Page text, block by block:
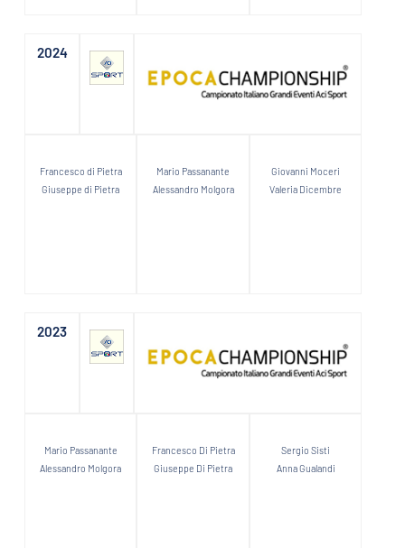
2024
Francesco di Pietra
Giuseppe di Pietra
Mario Passanante
Alessandro Molgora
Giovanni Moceri
Valeria Dicembre
2023
Mario Passanante
Alessandro Molgora
Francesco Di Pietra
Giuseppe Di Pietra
Sergio Sisti
Anna Gualandi